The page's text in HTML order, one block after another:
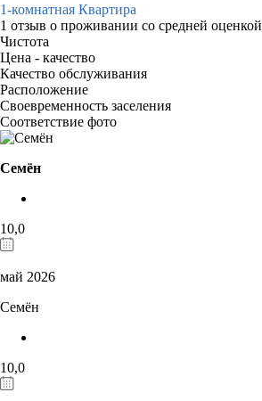
1-комнатная Квартира
1 отзыв о проживании со средней оценкой
Чистота
Цена - качество
Качество обслуживания
Расположение
Своевременность заселения
Соответствие фото
Семён
10,0
май 2026
Семён
10,0